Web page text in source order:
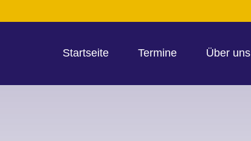
Startseite Termine Über uns